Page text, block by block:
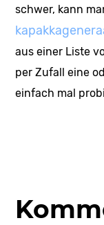
schwer, kann
aus einer Liste
per Zufall eine
einfach mal